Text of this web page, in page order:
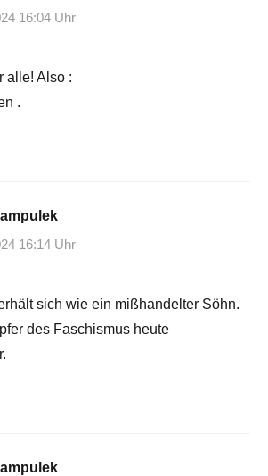
16:04 Uhr
alle! Also :
.
16:14 Uhr
sich wie ein mißhandelter Söhn.
des Faschismus heute